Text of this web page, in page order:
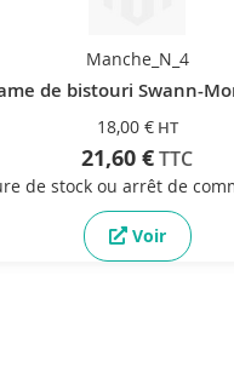
Manche_N_4
de bistouri Swann-
18,00 €
21,60 €
de stock ou arrêt de
Voir